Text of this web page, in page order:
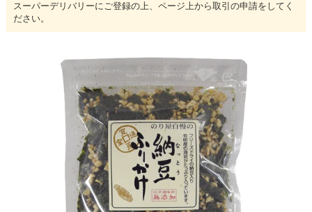
スーパーデリバリーにご登録の上、ページ上から取引の申請をしてく
ださい。